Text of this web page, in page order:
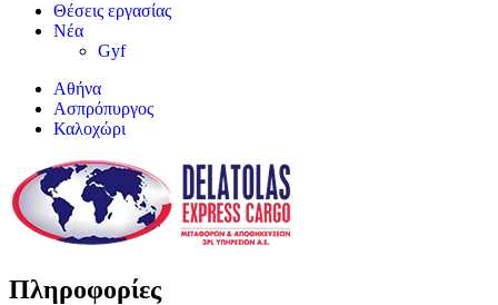
Θέσεις εργασίας
Νέα
Gyf
Αθήνα
Ασπρόπυργος
Καλοχώρι
Πληροφορίες